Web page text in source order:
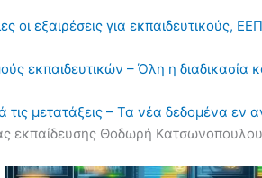
οι εξαιρέσεις για εκπαιδευτικούς,
εκπαιδευτικών – Όλη η διαδικασία
μετατάξεις – Τα νέα δεδομένα
εκπαίδευσης Θοδωρή